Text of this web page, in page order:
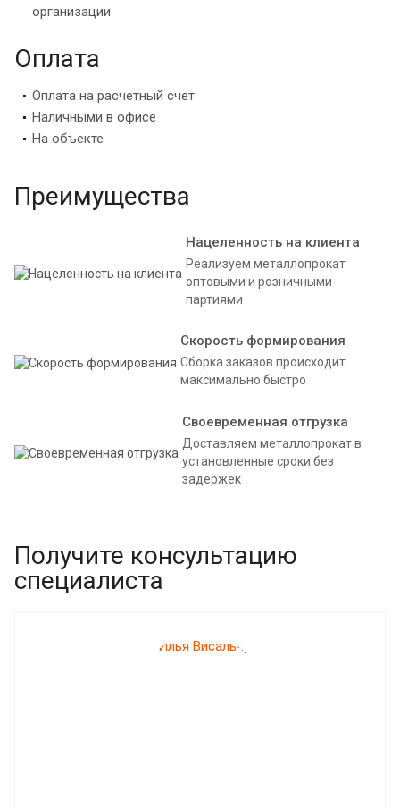
организации
Оплата
Оплата на расчетный счет
Наличными в офисе
На объекте
Преимущества
Нацеленность на клиента
Реализуем металлопрокат
оптовыми и розничными
партиями
Скорость формирования
Сборка заказов происходит
максимально быстро
Своевременная отгрузка
Доставляем металлопрокат в
установленные сроки без
задержек
Получите консультацию
специалиста